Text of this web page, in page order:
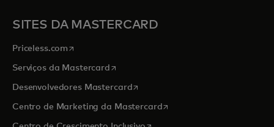
SITES DA MASTERCARD
Priceless.com abre em uma nova guia
Serviços da Mastercardabre em uma nova guia
Desenvolvedores Mastercardabre em uma nova guia
Centro de Marketing da Mastercardabre em uma nova guia
abre em uma nova guia